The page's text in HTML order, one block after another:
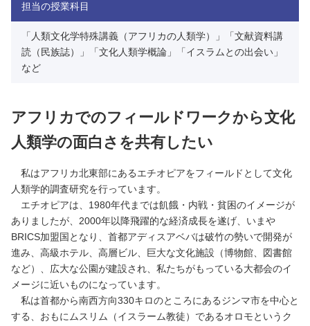
担当の授業科目
「人類文化学特殊講義（アフリカの人類学）」「文献資料講
読（民族誌）」「文化人類学概論」「イスラムとの出会い」
など
アフリカでのフィールドワークから文化
人類学の面白さを共有したい
私はアフリカ北東部にあるエチオピアをフィールドとして文化
人類学的調査研究を行っています。
エチオピアは、1980年代までは飢餓・内戦・貧困のイメージが
ありましたが、2000年以降飛躍的な経済成長を遂げ、いまや
BRICS加盟国となり、首都アディスアベバは破竹の勢いで開発が
進み、高級ホテル、高層ビル、巨大な文化施設（博物館、図書館
など）、広大な公園が建設され、私たちがもっている大都会のイ
メージに近いものになっています。
私は首都から南西方向330キロのところにあるジンマ市を中心と
する、おもにムスリム（イスラーム教徒）であるオロモというク